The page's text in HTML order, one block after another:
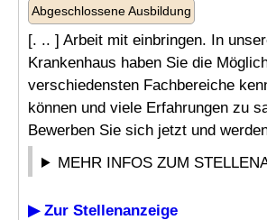
Abgeschlossene Ausbildung
[. .. ] Arbeit mit einbringen. In
Krankenhaus haben Sie die
verschiedensten Fachbereiche
können und viele Erfahrungen zu
Bewerben Sie sich jetzt und
MEHR INFOS ZUM
▶ Zur Stellenanzeige